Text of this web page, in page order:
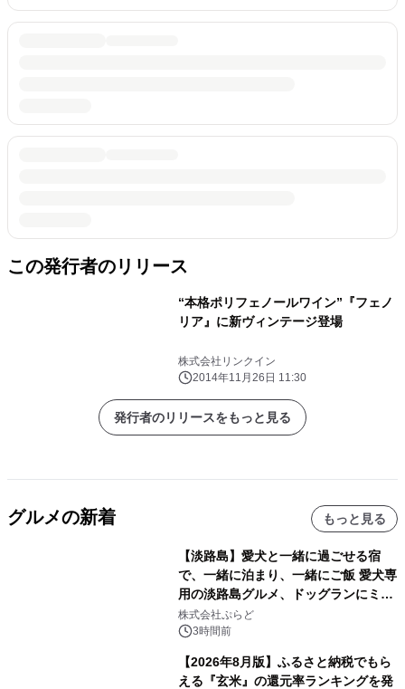
この発行者のリリース
“本格ポリフェノールワイン”『フェノ
リア』に新ヴィンテージ登場
株式会社リンクイン
2014年11月26日 11:30
発行者のリリースをもっと見る
グルメの新着 もっと見る
【淡路島】愛犬と一緒に過ごせる宿
で、一緒に泊まり、一緒にご飯 愛犬専
用の淡路島グルメ、ドッグランにミニ
プール グランピングとトレーラーハウ
スの2施設で
株式会社ぷらど
3時間前
【2026年8月版】ふるさと納税でもら
える『玄米』の還元率ランキングを発